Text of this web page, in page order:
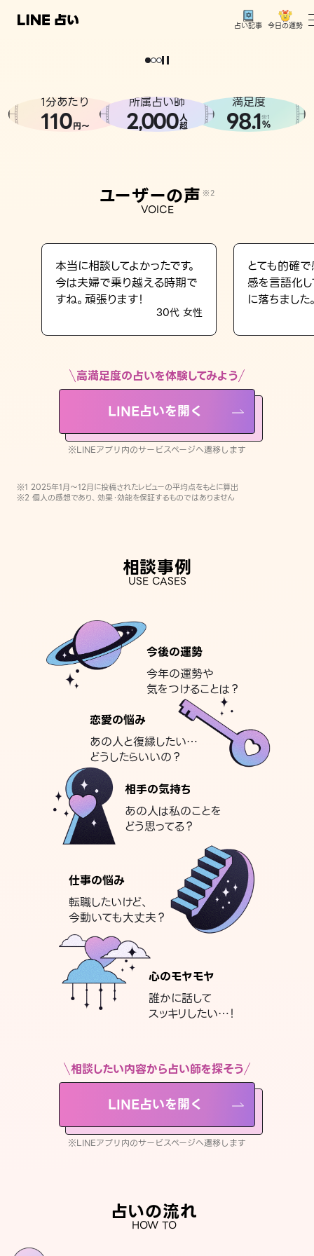
占い記事 今日の運勢
相談事例
LINE占いを開く
※LINEアプリ内のサービスページへ遷移します
どうせなら
。
1分あたり
110円〜
所属占い師
2,000人
超
満足度
98.1※1
%
ユーザーの声 ※2
VOICE
本当に相談してよかったです。
今は夫婦で乗り越える時期で
すね。頑張ります！
30代 女性
とても的確
感を言語化
に落ちました
高満足度の占いを体験してみよう
LINE占いを開く
※LINEアプリ内のサービスページへ遷移します
※1 2025年1月〜12月に投稿されたレビューの平均点をもとに算出
※2 個人の感想であり、効果・効能を保証するものではありません
相談事例
USE CASES
今後の運勢
今年の運勢や
気をつけることは？
恋愛の悩み
あの人と復縁したい…
どうしたらいいの？
相手の気持ち
あの人は私のことを
どう思ってる？
仕事の悩み
転職したいけど、
今動いても大丈夫？
心のモヤモヤ
誰かに話して
スッキリしたい…！
相談したい内容から占い師を探そう
LINE占いを開く
※LINEアプリ内のサービスページへ遷移します
占いの流れ
HOW TO